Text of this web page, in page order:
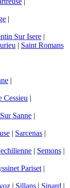
|
Sur Isere |
| Saint Romans
|
Cessieu |
Sanne |
| Sarcenas |
| Semons |
Pariset |
| Sillans | Sinard |